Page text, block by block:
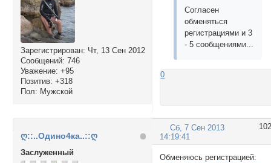
Зарегистрирован: Чт, 13 Сен 2012
Сообщений: 746
Уважение: +95
Позитив: +318
Пол: Мужской
Согласен
обменяться
регистрациями и 3
- 5 сообщениями...
0
102
Сб, 7 Сен 2013
14:19:41
ღ::..Одино4ка..::ღ
Заслуженный
Обменяюсь регистрацией: